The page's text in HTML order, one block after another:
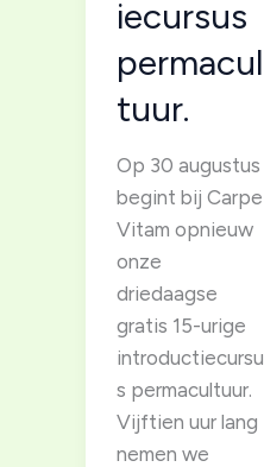
iecursus
permacul
tuur.
Op 30 augustus
begint bij Carpe
Vitam opnieuw
onze
driedaagse
gratis 15-urige
introductiecursu
s permacultuur.
Vijftien uur lang
nemen we